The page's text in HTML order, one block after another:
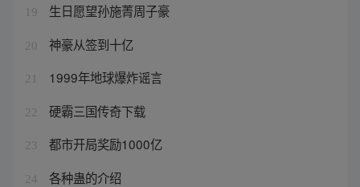
19 生日愿望孙施菁周子豪
20 神豪从签到十亿
21 1999年地球爆炸谣言
22 硬霸三国传奇下载
23 都市开局奖励1000亿
24 各种蛊的介绍